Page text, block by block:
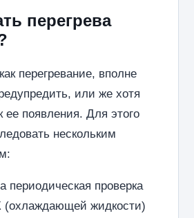
перегрева
перегревание, вполне
или же хотя
ее появления. Для этого
нескольким
периодическая проверка
жидкости)